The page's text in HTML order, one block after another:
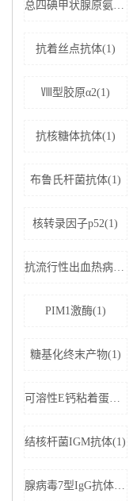
总四碘甲状腺原氨酸（TT4）(1)
抗着丝点抗体(1)
Ⅷ型胶原α2(1)
抗核糖体抗体(1)
布鲁氏杆菌抗体(1)
核转录因子p52(1)
抗流行性出血热病毒IgM抗体(1)
PIM1激酶(1)
糖基化终末产物(1)
可溶性E钙粘着蛋白;可溶性上皮性钙黏附蛋白(1)
结核杆菌IGM抗体(1)
腺病毒7型IgG抗体(1)